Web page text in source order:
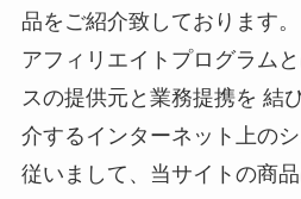
品をご紹介致しております。
アフィリエイトプログラム
スの提供元と業務提携を 結
介するインターネット上のシ
従いまして、当サイトの商